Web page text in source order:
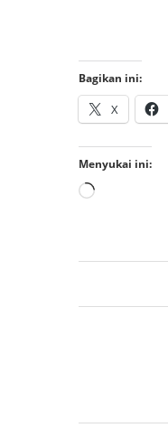
Bagikan ini:
X
Menyukai ini: